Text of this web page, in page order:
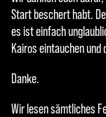
Start beschert habt.
es ist einfach
Kairos eintauchen und
Danke.
Wir lesen sämtliches